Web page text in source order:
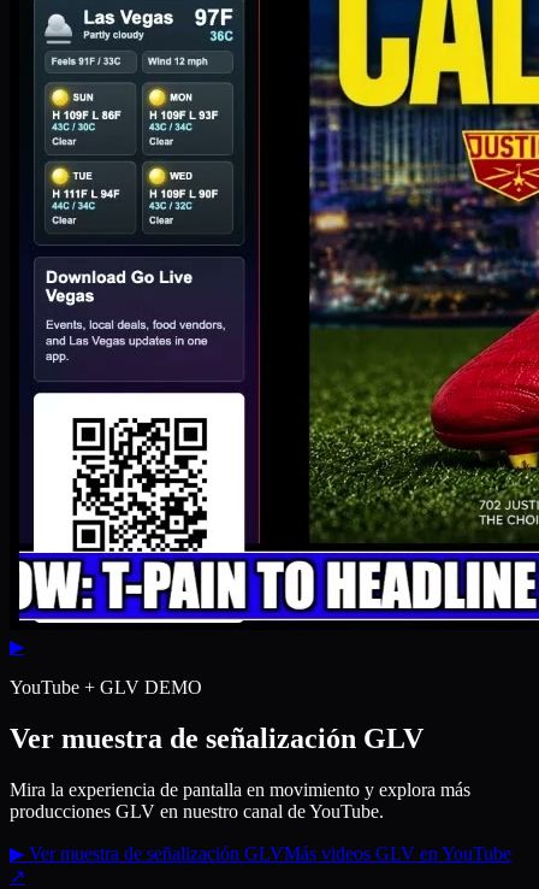
▶
YouTube + GLV DEMO
Ver muestra de señalización GLV
Mira la experiencia de pantalla en movimiento y explora más
producciones GLV en nuestro canal de YouTube.
▶ Ver muestra de señalización GLVMás videos GLV en YouTube
↗